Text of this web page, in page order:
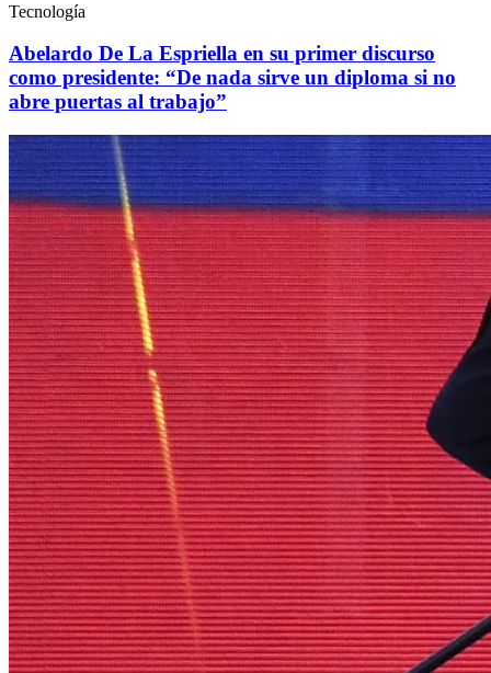
Tecnología
Abelardo De La Espriella en su primer discurso
como presidente: “De nada sirve un diploma si no
abre puertas al trabajo”